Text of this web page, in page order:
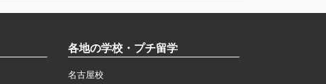
各地の学校・プチ留学
名古屋校